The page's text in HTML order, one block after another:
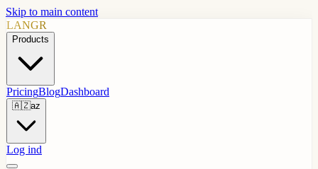
Skip to main content
LANGR
Products
PricingBlogDashboard
🇦🇿az
Log ind